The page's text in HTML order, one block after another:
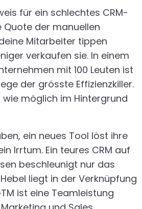
für ein schlechtes CRM-
der manuellen
Mitarbeiter tippen
verkaufen sie. In einem
mit 100 Leuten ist
der grösste Effizienzkiller.
wie möglich im Hintergrund
ein neues Tool löst ihre
Irrtum. Ein teures CRM auf
beschleunigt nur das
liegt in der Verknüpfung
ist eine Teamleistung